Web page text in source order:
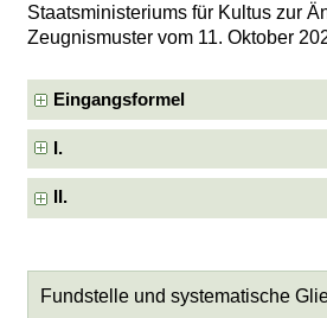
Staatsministeriums für Kultus zur
Zeugnismuster vom 11. Oktober
Eingangsformel
I.
II.
Fundstelle und systematische